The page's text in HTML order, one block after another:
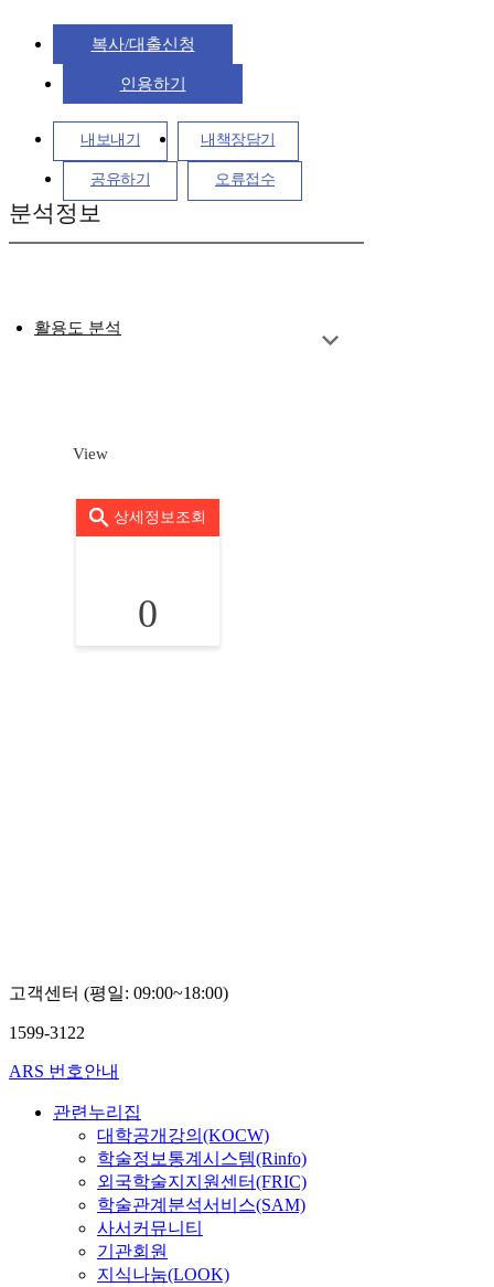
복사/대출신청
인용하기
내보내기 내책장담기
공유하기 오류접수
분석정보
활용도 분석
View
상세정보조회
0
고객센터 (평일: 09:00~18:00)
1599-3122
ARS 번호안내
관련누리집
대학공개강의(KOCW)
학술정보통계시스템(Rinfo)
외국학술지지원센터(FRIC)
학술관계분석서비스(SAM)
사서커뮤니티
기관회원
지식나눔(LOOK)